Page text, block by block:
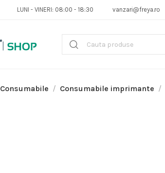
LUNI - VINERI: 08:00 - 18:30 vanzari@freya.ro
Consumabile Consumabile imprimante